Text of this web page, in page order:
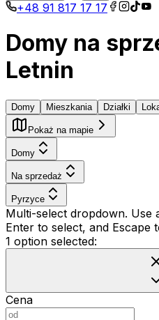
+48 91 817 17 17
Domy na
Letnin
Domy Mieszkania Działki
Pokaż na mapie
Domy
Na sprzedaż
Pyrzyce
Multi-select dropdown. Use
Enter to select, and Escape
1 option selected:
Cena